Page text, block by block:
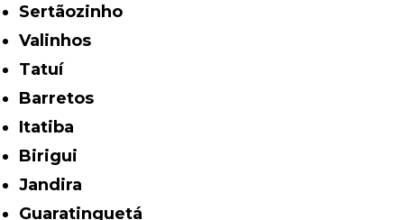
Sertãozinho
Valinhos
Tatuí
Barretos
Itatiba
Birigui
Jandira
Guaratinguetá